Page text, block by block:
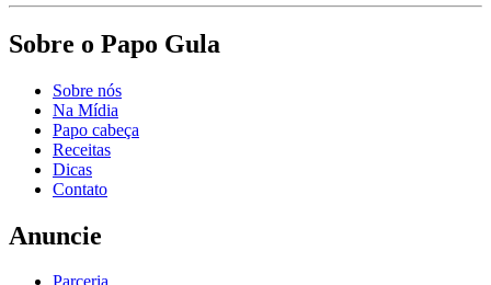
Sobre o Papo Gula
Sobre nós
Na Mídia
Papo cabeça
Receitas
Dicas
Contato
Anuncie